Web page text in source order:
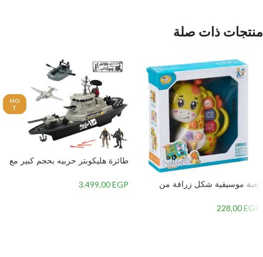
منتجات ذات صلة
لعبة موسيقية شكل زرافة من
228,00EGP
HO
T
طائرة هليكوبتر حربيه بحجم كبير مع
3.499,00EGP